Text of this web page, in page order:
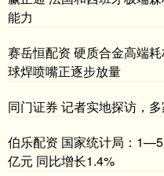
能力
赛岳恒配资 硬质合金高端
球焊喷嘴正逐步放量
同门证券 记者实地探访，
伯乐配资 国家统计局：
亿元 同比增长1.4%